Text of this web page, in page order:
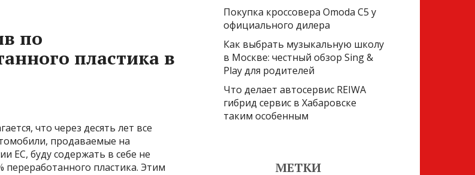
по
пластика в
что через десять лет все
продаваемые на
ЕС, буду содержать в себе не
переработанного пластика. Этим
Покупка кроссовера Omoda C5 у
официального дилера
Как выбрать музыкальную школу
в Москве: честный обзор Sing &
Play для родителей
Что делает автосервис REIWA
гибрид сервис в Хабаровске
таким особенным
МЕТКИ